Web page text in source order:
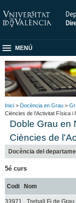
MENÚ
Inici > Docència en Grau >
Ciències de l'Activitat Física i
Doble Grau en
Ciències de
Docència del
5é curs
Codi Nom
33971
Treball Fi de